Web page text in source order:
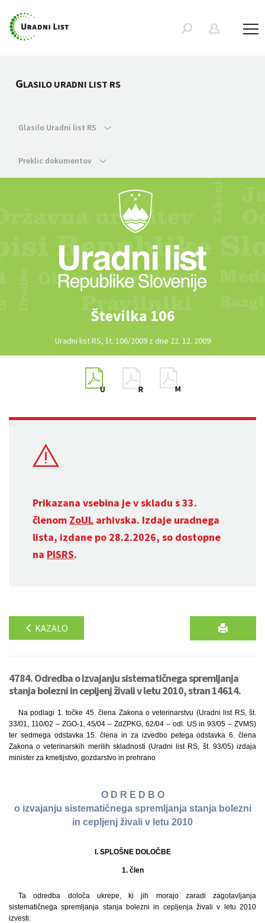
GLASILO URADNI LIST RS
Glasilo Uradni list RS
Preklic dokumentov
Številka 106
Uradni list RS, št. 106/2009 z dne 22. 12. 2009
Prikazana vsebina je v skladu s 33.
členom ZoUL arhivska. Izdaje uradnega
lista, izdane po 28.2.2026, so dostopne
na PISRS.
KAZALO
4784. Odredba o izvajanju sistematičnega spremljanja
stanja bolezni in cepljenj živali v letu 2010, stran 14614.
Na podlagi 1. točke 45. člena Zakona o veterinarstvu (Uradni list RS, št.
33/01, 110/02 – ZGO-1, 45/04 – ZdZPKG, 62/04 – odl. US in 93/05 – ZVMS)
ter sedmega odstavka 15. člena in za izvedbo petega odstavka 6. člena
Zakona o veterinarskih merilih skladnosti (Uradni list RS, št. 93/05) izdaja
minister za kmetijstvo, gozdarstvo in prehrano
O D R E D B O
o izvajanju sistematičnega spremljanja stanja bolezni
in cepljenj živali v letu 2010
I. SPLOŠNE DOLOČBE
1. člen
Ta odredba določa ukrepe, ki jih morajo zaradi zagotavljanja
sistematičnega spremljanja stanja bolezni in cepljenja živali v letu 2010
izvesti: